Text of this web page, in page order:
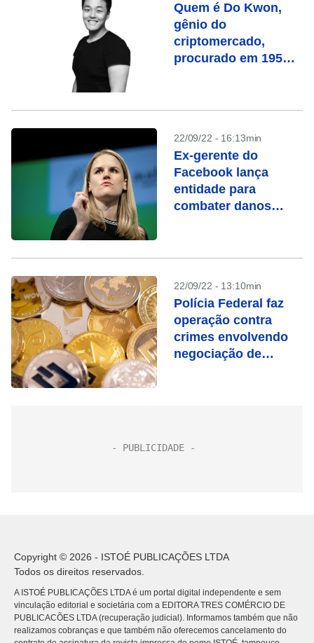
Quem é Do Kwon,
gênio do
criptomercado,
procurado em 195
22/09/22 - 16:13min
Ex-gerente do
Facebook lança
entidade para
combater danos
22/09/22 - 13:10min
Polícia Federal faz
operação contra
crimes envolvendo
negociação de
Copyright © 2026 - ISTOÉ PUBLICAÇÕES LTDA
Todos os direitos reservados.
A ISTOÉ PUBLICAÇÕES LTDA é um portal digital independente e sem
vinculação editorial e societária com a EDITORA TRES COMÉRCIO DE
PUBLICACÕES LTDA (recuperação judicial). Informamos também que não
realizamos cobranças e que também não oferecemos cancelamento do